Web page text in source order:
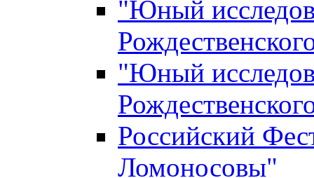
"Юный
"Юный
Российский
Ломоносовы"